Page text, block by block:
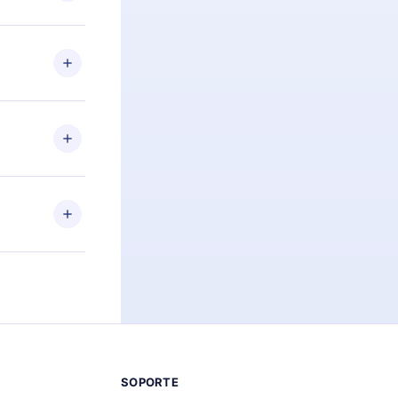
Por
el
de
más de
leer o
iOS,
momento
SOPORTE